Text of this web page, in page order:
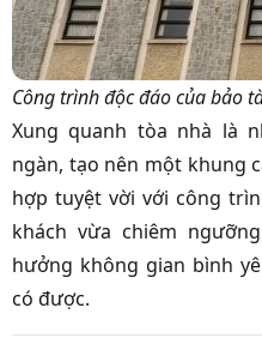
Công trình độc đáo của bảo
Xung quanh tòa nhà là
ngàn, tạo nên một khung
hợp tuyệt vời với công
khách vừa chiêm
hưởng không gian bình
có được.